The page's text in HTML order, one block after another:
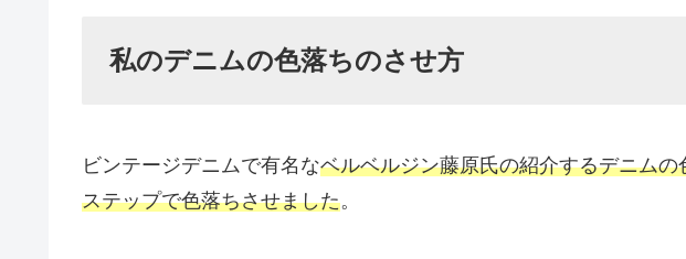
私のデニムの色落ちのさせ方
ビンテージデニムで有名なベルベルジン藤原氏の紹介するデニム
ステップで色落ちさせました。